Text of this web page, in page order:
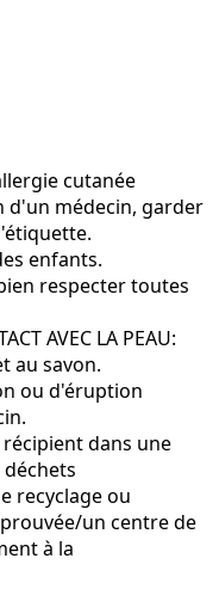
cutanée
d'un médecin, garder
enfants.
respecter toutes
AVEC LA PEAU:
au savon.
ou d'éruption
dans une
recyclage ou
un centre de
à la